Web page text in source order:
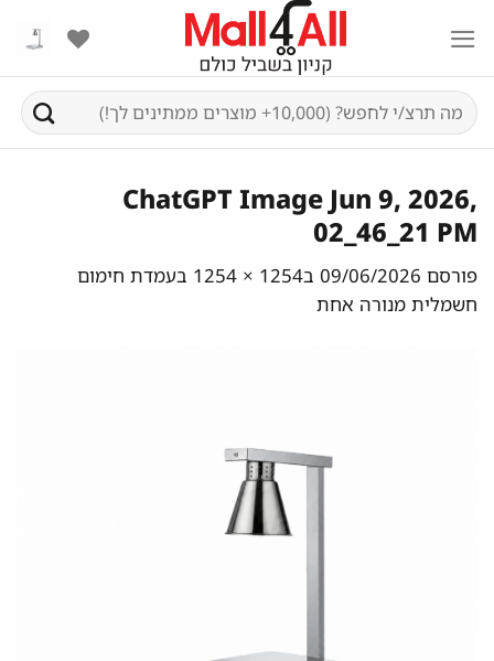
content
חיפוש
עבור:
ChatGPT Image Jun 9, 2026,
02_46_21 PM
פורסם 09/06/2026 ב1254 × 1254 בעמדת חימום
חשמלית מנורה אחת